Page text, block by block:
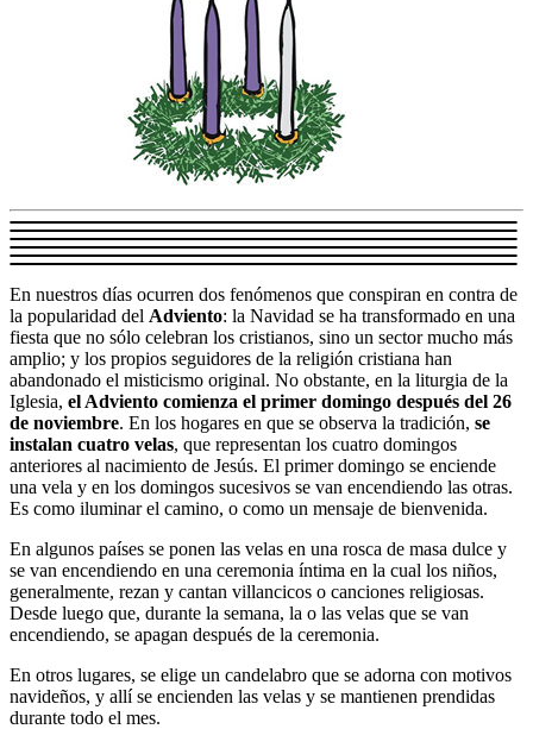
En nuestros días ocurren dos fenómenos que conspiran en contra de
la popularidad del Adviento: la Navidad se ha transformado en una
fiesta que no sólo celebran los cristianos, sino un sector mucho más
amplio; y los propios seguidores de la religión cristiana han
abandonado el misticismo original. No obstante, en la liturgia de la
Iglesia, el Adviento comienza el primer domingo después del 26
de noviembre. En los hogares en que se observa la tradición, se
instalan cuatro velas, que representan los cuatro domingos
anteriores al nacimiento de Jesús. El primer domingo se enciende
una vela y en los domingos sucesivos se van encendiendo las otras.
Es como iluminar el camino, o como un mensaje de bienvenida.
En algunos países se ponen las velas en una rosca de masa dulce y
se van encendiendo en una ceremonia íntima en la cual los niños,
generalmente, rezan y cantan villancicos o canciones religiosas.
Desde luego que, durante la semana, la o las velas que se van
encendiendo, se apagan después de la ceremonia.
En otros lugares, se elige un candelabro que se adorna con motivos
navideños, y allí se encienden las velas y se mantienen prendidas
durante todo el mes.